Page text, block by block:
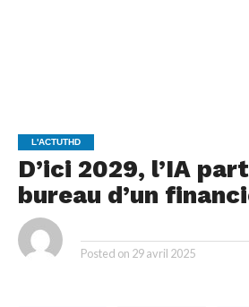
L'ACTUTHD
D’ici 2029, l’IA
bureau d’un
Posted on 29 avril 2025